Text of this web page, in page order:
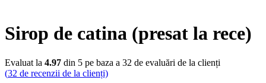
Sirop de catina (presat la rece)
Evaluat la 4.97 din 5 pe baza a 32 de evaluări de la clienți
(32 de recenzii de la clienți)